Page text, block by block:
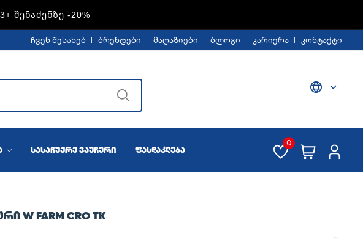
| 3+ ᲨᲔᲜᲐᲫᲔᲜᲖᲔ -30%
ჩვენ შესახებ ბრენდები მაღაზიები ბლოგი კარიერა კონტაქტი
სასაჩუქრე ვაუჩერი ფასდაკლება
0
W FARM CRO TK